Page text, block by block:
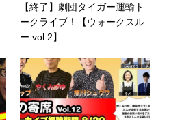
【終了】劇団タイガー運輸ト
ークライブ！【ウォークスル
ー vol.2】